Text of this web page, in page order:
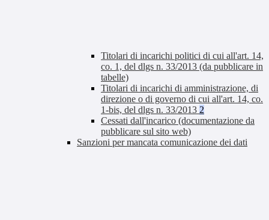
Titolari di incarichi politici di cui all'art. 14,
co. 1, del dlgs n. 33/2013 (da pubblicare in
tabelle)
Titolari di incarichi di amministrazione, di
direzione o di governo di cui all'art. 14, co.
1-bis, del dlgs n. 33/2013 2
Cessati dall'incarico (documentazione da
pubblicare sul sito web)
Sanzioni per mancata comunicazione dei dati